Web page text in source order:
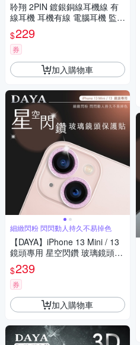
聆翔 2PIN 鍍銀銅線耳機線 有
線耳機 耳機有線 電腦耳機 監聽
耳機 3.5mm 耳機 耳機線 演唱
會耳機
$229
券
加入購物車
細緻閃粉 閃閃動人持久不易掉色
【DAYA】iPhone 13 Mini / 13
鏡頭專用 星空閃鑽 玻璃鏡頭保
$239
券
加入購物車